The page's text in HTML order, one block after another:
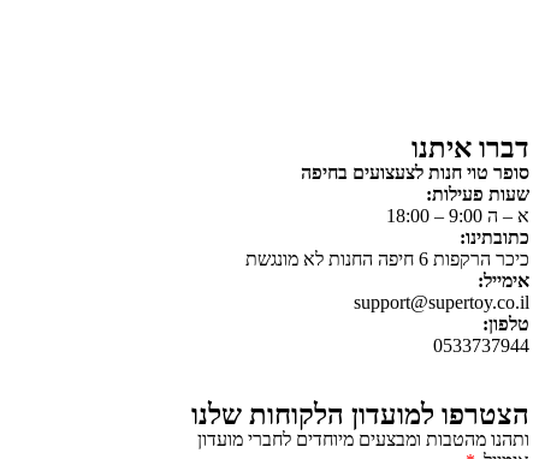
דברו איתנו
סופר טוי חנות לצעצועים בחיפה
שעות פעילות:
א – ה 9:00 – 18:00
כתובתינו:
כיכר הרקפות 6 חיפה החנות לא מונגשת
אימייל:
support@supertoy.co.il
טלפון:
0533737944
הצטרפו למועדון הלקוחות שלנו
ותהנו מהטבות ומבצעים מיוחדים לחברי מועדון